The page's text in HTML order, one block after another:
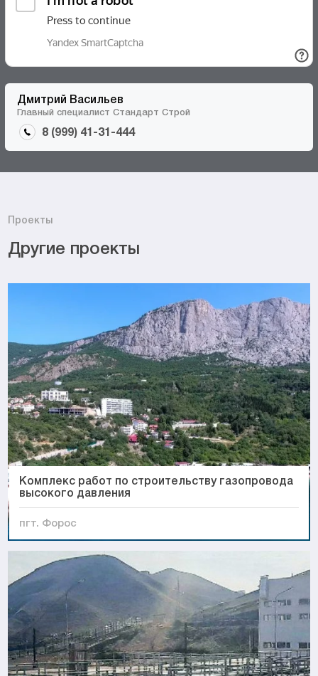
Дмитрий Васильев
Главный специалист Стандарт Строй
8 (999) 41-31-444
Проекты
Другие проекты
Комплекс работ по строительству газопровода
высокого давления
пгт. Форос